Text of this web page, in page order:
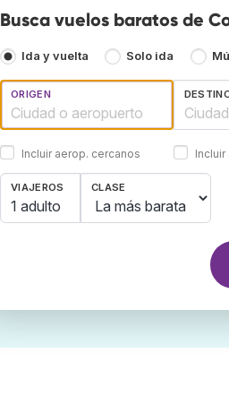
Busca vuelos baratos de
Ida y vuelta Solo ida
ORIGEN
Incluir aerop. cercanos
VIAJEROS
1 adulto
CLASE